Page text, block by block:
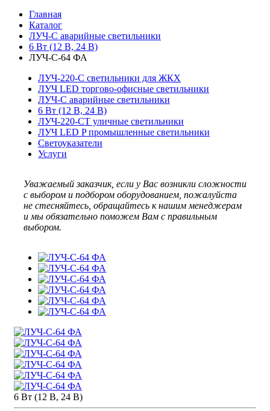
Главная
Каталог
ЛУЧ-С аварийные светильники
6 Вт (12 В, 24 В)
ЛУЧ-С-64 ФА
ЛУЧ-220-С светильники для ЖКХ
ЛУЧ LED торгово-офисные светильники
ЛУЧ-С аварийные светильники
6 Вт (12 В, 24 В)
ЛУЧ-220-СТ уличные светильники
ЛУЧ LED P промышленные светильники
Светоуказатели
Услуги
Уважаемый заказчик, если у Вас возникли сложности
с выбором и подбором оборудованием, пожалуйста
не стесняйтесь, обращайтесь к нашим менеджерам
и мы обязательно поможем Вам с правильным
выбором.
6 Вт (12 В, 24 В)